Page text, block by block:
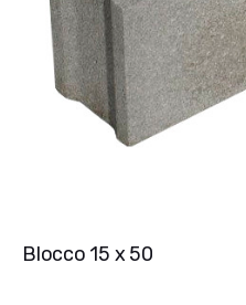
Blocco 15 x 50